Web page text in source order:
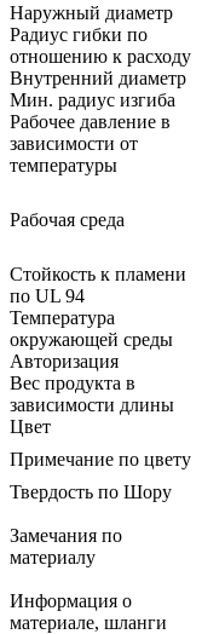
Наружный диаметр
Радиус гибки по
отношению к расходу
Внутренний диаметр
Мин. радиус изгиба
Рабочее давление в
зависимости от
температуры
Рабочая среда
Стойкость к пламени
по UL 94
Температура
окружающей среды
Авторизация
Вес продукта в
зависимости длины
Цвет
Примечание по цвету
Твердость по Шору
Замечания по
материалу
Информация о
материале, шланги